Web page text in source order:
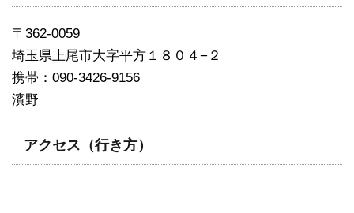
〒362-0059
埼玉県上尾市大字平方１８０４−２
携帯：090-3426-9156
濱野
アクセス（行き方）